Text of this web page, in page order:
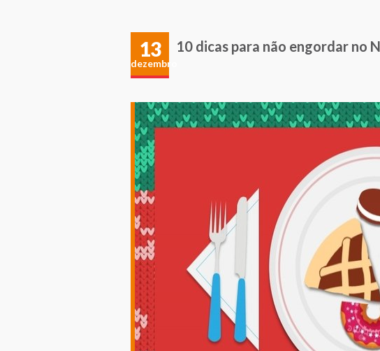
13
dezembro
10 dicas para não engordar no